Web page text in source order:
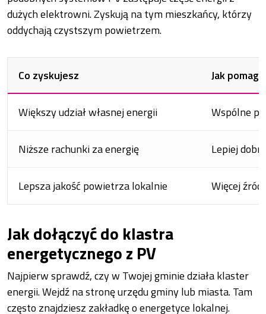
dużych elektrowni. Zyskują na tym mieszkańcy, którzy
oddychają czystszym powietrzem.
Co zyskujesz Jak
Większy udział własnej energii Wspólne
Niższe rachunki za energię Lepiej
Lepsza jakość powietrza lokalnie Więcej
Jak dołączyć do klastra
energetycznego z PV
Najpierw sprawdź, czy w Twojej gminie działa klaster
energii. Wejdź na stronę urzędu gminy lub miasta. Tam
często znajdziesz zakładkę o energetyce lokalnej.